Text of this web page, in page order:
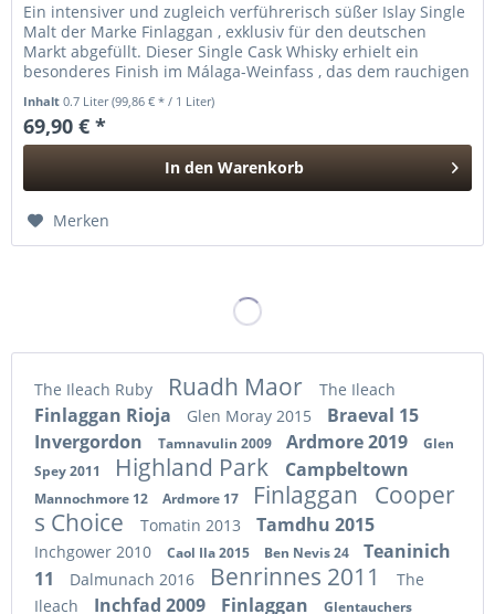
Ein intensiver und zugleich verführerisch süßer Islay Single
Malt der Marke Finlaggan , exklusiv für den deutschen
Markt abgefüllt. Dieser Single Cask Whisky erhielt ein
besonderes Finish im Málaga-Weinfass , das dem rauchigen
Inhalt0.7 Liter(99,86 € * / 1 Liter)
69,90 € *
In den Warenkorb
Merken
The Ileach Ruby Ruadh Maor The Ileach
Finlaggan Rioja Glen Moray 2015
Braeval 15
Invergordon
Tamnavulin 2009 Ardmore 2019
Glen
Spey 2011
Highland Park Campbeltown
Mannochmore 12 Ardmore 17 Finlaggan
Cooper
s Choice
Tomatin 2013 Tamdhu 2015
Inchgower 2010 Caol Ila 2015 Ben Nevis 24
Teaninich
11
Dalmunach 2016 Benrinnes 2011
The
Ileach
Inchfad 2009 Finlaggan Glentauchers